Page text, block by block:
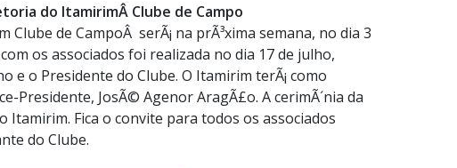
do ItamirimÂ Clube de Campo
de CampoÂ serÃ¡ na prÃ³xima semana, no dia 3
os associados foi realizada no dia 17 de julho,
e o Presidente do Clube. O Itamirim terÃ¡ como
Presidente, JosÃ© Agenor AragÃ£o. A cerimÃ´nia da
Itamirim. Fica o convite para todos os associados
do Clube.